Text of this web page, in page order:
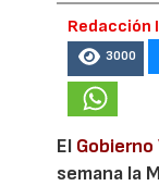
Redacción
3000
El Gobierno
semana la